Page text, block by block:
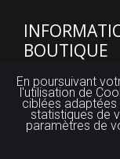
© 2015 - 2026 Site
BOUTIQUE
En poursuivant
l'utilisation de
ciblées
statistiques de
paramètres de